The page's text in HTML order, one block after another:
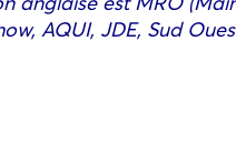
AQUI, JDE, Sud